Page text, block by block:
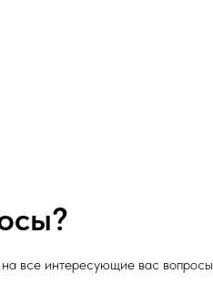
все интересующие вас вопросы.